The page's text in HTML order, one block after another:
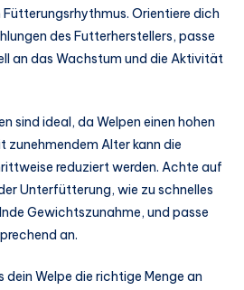
Orientiere dich
des Futterherstellers, passe
an das Wachstum und die Aktivität
sind ideal, da Welpen einen hohen
zunehmendem Alter kann die
reduziert werden. Achte auf
Unterfütterung, wie zu schnelles
Gewichtszunahme, und passe
an.
dein Welpe die richtige Menge an